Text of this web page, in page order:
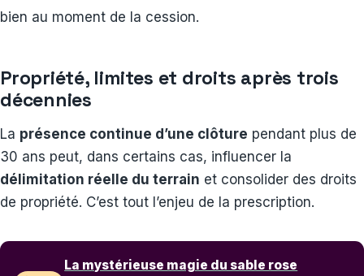
bien au moment de la cession.
Propriété, limites et droits après trois
décennies
La présence continue d’une clôture pendant plus de
30 ans peut, dans certains cas, influencer la
délimitation réelle du terrain et consolider des droits
de propriété. C’est tout l’enjeu de la prescription.
La mystérieuse magie du sable rose